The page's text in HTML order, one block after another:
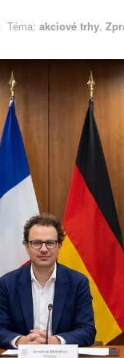
Téma: akciové trhy,